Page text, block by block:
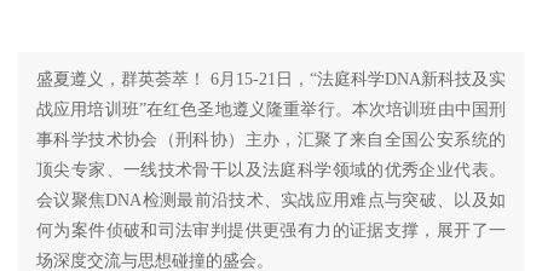
盛夏遵义，群英荟萃！ 6月15-21日，“法庭科学DNA新科技及实
战应用培训班”在红色圣地遵义隆重举行。本次培训班由中国刑
事科学技术协会（刑科协）主办，汇聚了来自全国公安系统的
顶尖专家、一线技术骨干以及法庭科学领域的优秀企业代表。
会议聚焦DNA检测最前沿技术、实战应用难点与突破、以及如
何为案件侦破和司法审判提供更强有力的证据支撑，展开了一
场深度交流与思想碰撞的盛会。